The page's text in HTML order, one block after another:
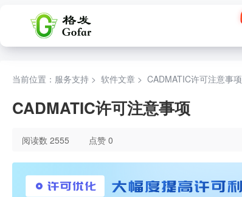
当前位置：服务支持 > 软件文章 > CADMATIC许可注意事项
CADMATIC许可注意事项
阅读数 2555 点赞 0